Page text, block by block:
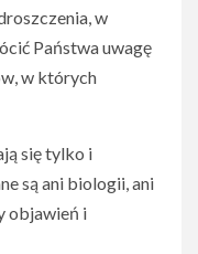
w
Państwa uwagę
w których
się tylko i
są ani biologii, ani
objawień i